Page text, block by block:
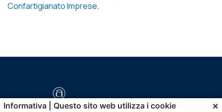
Confartigianato Imprese.
Informativa | Questo sito web utilizza i cookie ×